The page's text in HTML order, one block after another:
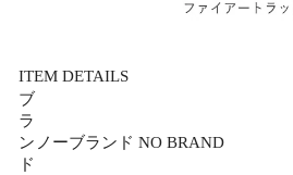
ITEM DETAILS
ブ
ラ
ン
ド
ノーブランド NO BRAND